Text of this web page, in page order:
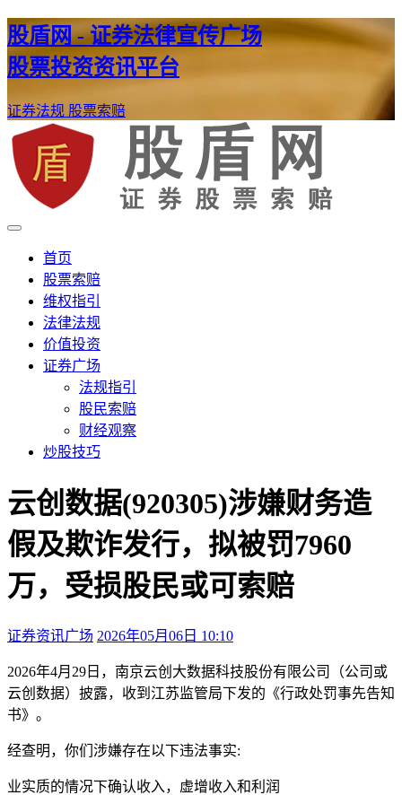
股盾网 - 证券法律宣传广场
股票投资资讯平台
证券法规 股票索赔
股盾网
证券股票维权网
首页
股票索赔
维权指引
法律法规
价值投资
证券广场
法规指引
股民索赔
财经观察
炒股技巧
云创数据(920305)涉嫌财务造
假及欺诈发行，拟被罚7960
万，受损股民或可索赔
证券资讯广场 2026年05月06日 10:10
2026年4月29日，南京云创大数据科技股份有限公司（公司或
云创数据）披露，收到江苏监管局下发的《行政处罚事先告知
书》。
经查明，你们涉嫌存在以下违法事实:
业实质的情况下确认收入，虚增收入和利润